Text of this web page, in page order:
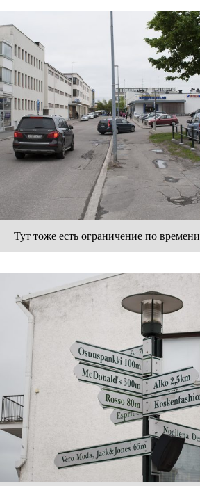
Тут тоже есть ограничение по времени